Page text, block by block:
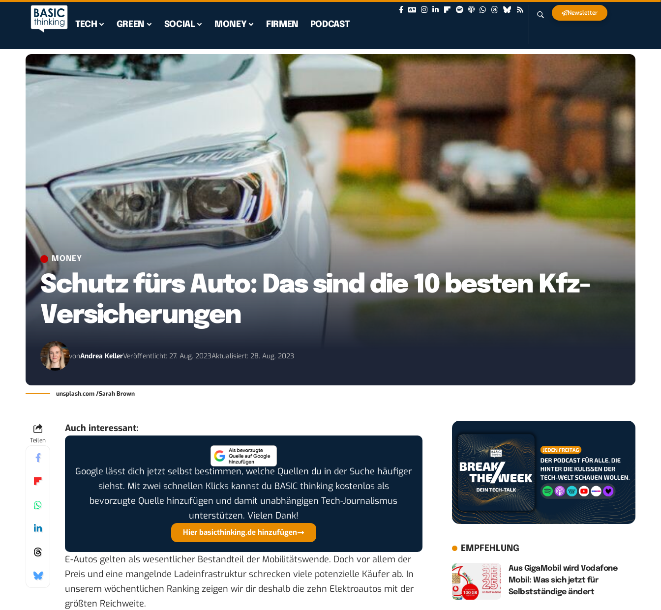
TECH GREEN SOCIAL MONEY FIRMEN PODCAST
Newsletter
MONEY
Schutz fürs Auto: Das sind die 10 besten Kfz-
Versicherungen
vonAndrea KellerVeröffentlicht: 27. Aug. 2023Aktualisiert: 28. Aug. 2023
unsplash.com /Sarah Brown
Teilen
Auch interessant:
Google lässt dich jetzt selbst bestimmen, welche Quellen du in der Suche häufiger
siehst. Mit zwei schnellen Klicks kannst du BASIC thinking kostenlos als
bevorzugte Quelle hinzufügen und damit unabhängigen Tech-Journalismus
unterstützen. Vielen Dank!
Hier basicthinking.de hinzufügen
E-Autos gelten als wesentlicher Bestandteil der Mobilitätswende. Doch vor allem der
Preis und eine mangelnde Ladeinfrastruktur schrecken viele potenzielle Käufer ab. In
unserem wöchentlichen Ranking zeigen wir dir deshalb die zehn Elektroautos mit der
größten Reichweite.
EMPFEHLUNG
Aus GigaMobil wird Vodafone
Mobil: Was sich jetzt für
Selbstständige ändert